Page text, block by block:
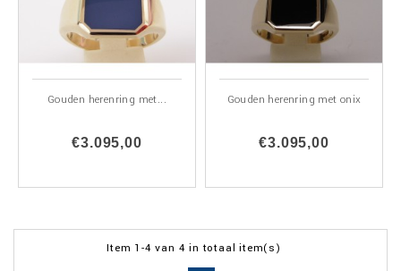
Gouden herenring met...
€3.095,00
Gouden herenring met onix
€3.095,00
Item 1-4 van 4 in totaal item(s)